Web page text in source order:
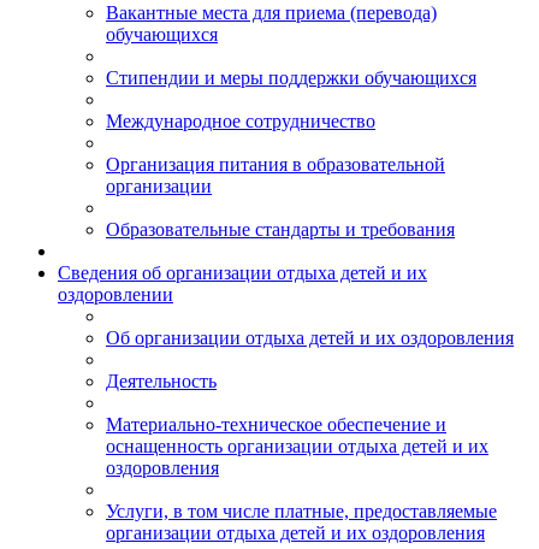
Вакантные места для приема (перевода)
обучающихся
Стипендии и меры поддержки обучающихся
Международное сотрудничество
Организация питания в образовательной
организации
Образовательные стандарты и требования
Сведения об организации отдыха детей и их
оздоровлении
Об организации отдыха детей и их оздоровления
Деятельность
Материально-техническое обеспечение и
оснащенность организации отдыха детей и их
оздоровления
Услуги, в том числе платные, предоставляемые
организации отдыха детей и их оздоровления